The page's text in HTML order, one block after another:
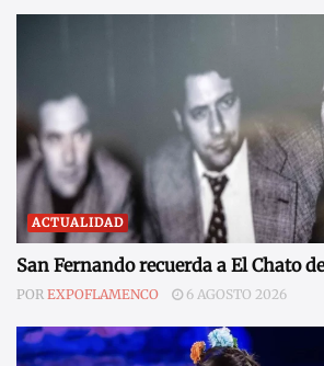
ACTUALIDAD
San Fernando recuerda a El Chato
POR EXPOFLAMENCO 6 AGOSTO 2026